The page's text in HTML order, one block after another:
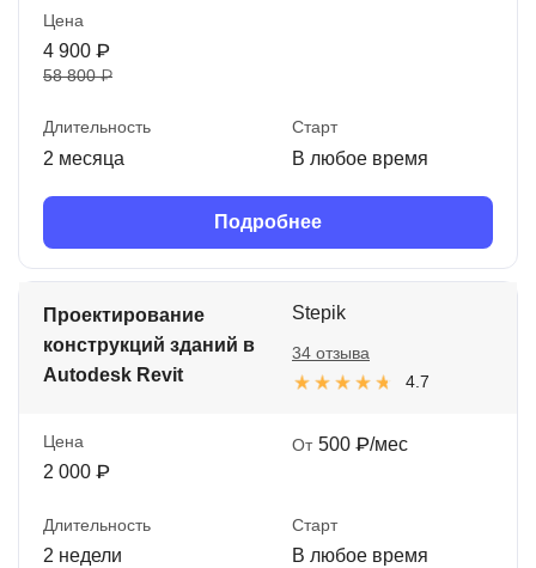
Цена
4 900 ₽
58 800 ₽
Длительность
2 месяца
Старт
В любое время
Подробнее
Проектирование
конструкций зданий в
Autodesk Revit
Stepik
4.7
34 отзыва
Цена
2 000 ₽
От 500 ₽/мес
Длительность
2 недели
Старт
В любое время